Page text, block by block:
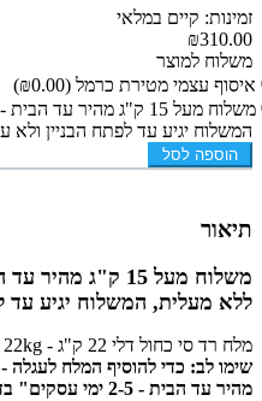
זמינות: קיים במלאי
₪310.00
משלוח למוצר
איסוף עצמי מטירת כרמל (₪0.00)
המשלוח יגיע עד לפתח הבניין ולא
הוספה לסל
תיאור
ללא מעלית, המשלוח יגיע עד
מלח רד סי כחול דלי 22 ק"ג - Red Sea salt for Reef 22kg
שימו לב: כדי להוסיף המלח
מהיר עד הבית - 2-5 ימי עסקים
"